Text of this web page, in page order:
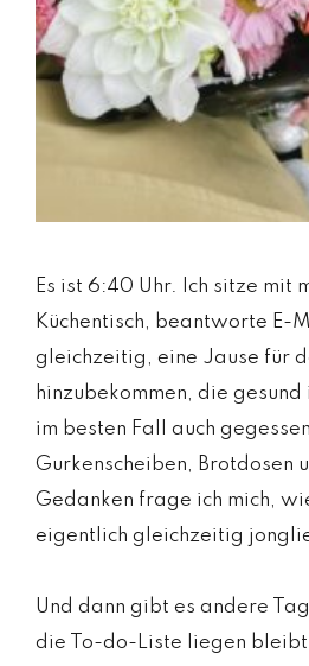
MODE,
Es ist 6:40 Uhr. Ich sitze mit
Küchentisch, beantworte E-
gleichzeitig, eine Jause für
hinzubekommen, die gesund
im besten Fall auch
Gurkenscheiben, Brotdosen
Gedanken frage ich mich,
eigentlich gleichzeitig
Und dann gibt es andere
die To-do-Liste liegen